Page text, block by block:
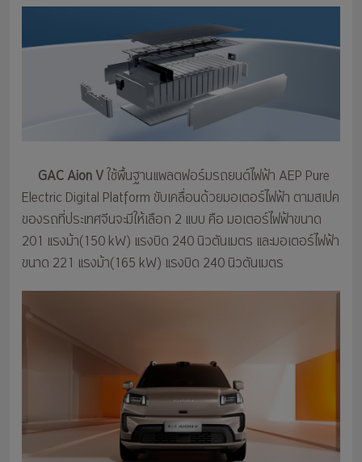
GAC Aion V ใช้พื้นฐานแพลตฟอร์มรถยนต์ไฟฟ้า AEP Pure
Electric Digital Platform ขับเคลื่อนด้วยมอเตอร์ไฟฟ้า ตามสเปค
ของรถที่ประเทศจีนจะมีให้เลือก 2 แบบ คือ มอเตอร์ไฟฟ้าขนาด
201 แรงม้า(150 kW) แรงบิด 240 นิวตันเมตร และมอเตอร์ไฟฟ้า
ขนาด 221 แรงม้า(165 kW) แรงบิด 240 นิวตันเมตร